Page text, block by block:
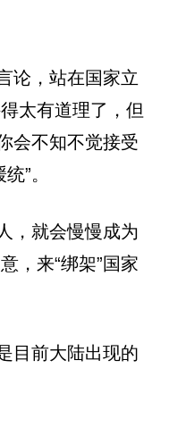
论，站在国家立
太有道理了，但
会不知不觉接受
”。
，就会慢慢成为
，来“绑架”国家
目前大陆出现的